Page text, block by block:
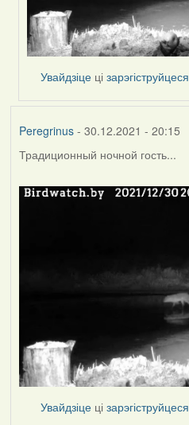
Увайдзіце цізарэгіструйцеся
Peregrinus- 30.12.2021 - 20:15
Традиционный ночной гость...
Увайдзіце цізарэгіструйцеся